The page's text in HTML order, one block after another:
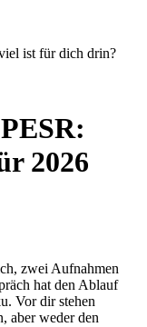
ist für dich drin?
2026
zwei Aufnahmen
hat den Ablauf
Vor dir stehen
aber weder den